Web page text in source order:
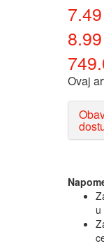
7.49
8.99
Ovaj
u